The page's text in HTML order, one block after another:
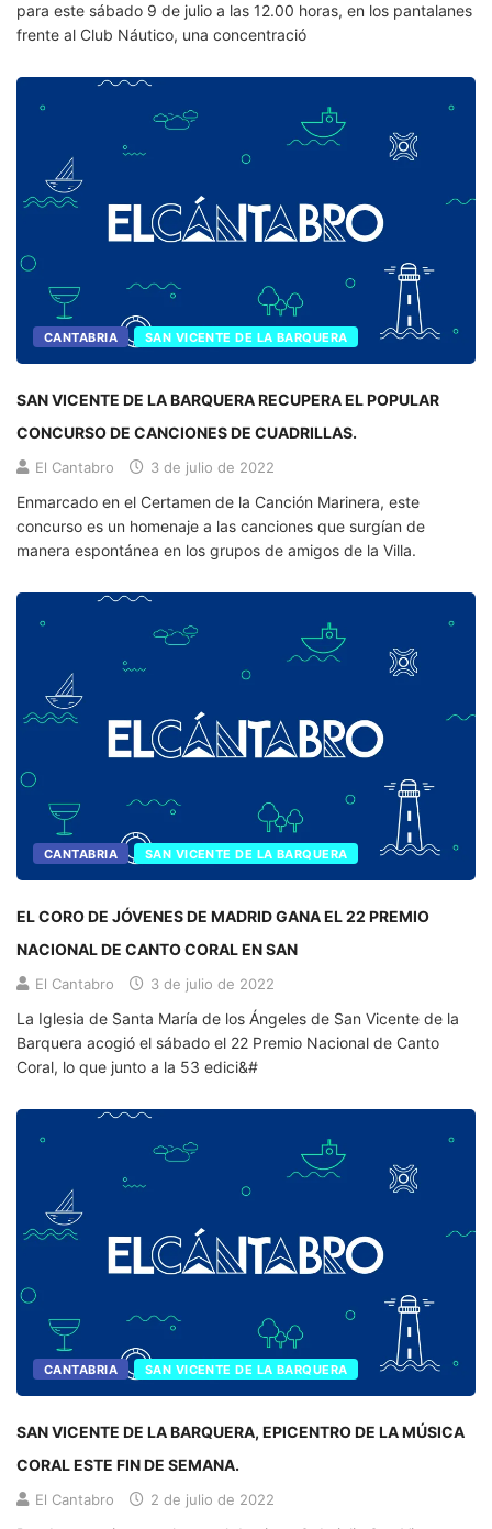
para este sábado 9 de julio a las 12.00 horas, en los pantalanes
frente al Club Náutico, una concentració
CANTABRIA SAN VICENTE DE LA BARQUERA
SAN VICENTE DE LA BARQUERA RECUPERA EL POPULAR
CONCURSO DE CANCIONES DE CUADRILLAS.
El Cantabro 3 de julio de 2022
Enmarcado en el Certamen de la Canción Marinera, este
concurso es un homenaje a las canciones que surgían de
manera espontánea en los grupos de amigos de la Villa.
CANTABRIA SAN VICENTE DE LA BARQUERA
EL CORO DE JÓVENES DE MADRID GANA EL 22 PREMIO
NACIONAL DE CANTO CORAL EN SAN
El Cantabro 3 de julio de 2022
La Iglesia de Santa María de los Ángeles de San Vicente de la
Barquera acogió el sábado el 22 Premio Nacional de Canto
Coral, lo que junto a la 53 edici&#
CANTABRIA SAN VICENTE DE LA BARQUERA
SAN VICENTE DE LA BARQUERA, EPICENTRO DE LA MÚSICA
CORAL ESTE FIN DE SEMANA.
El Cantabro 2 de julio de 2022